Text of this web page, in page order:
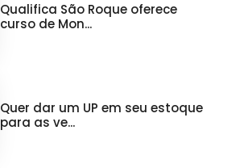
Qualifica São Roque oferece
curso de Mon...
Quer dar um UP em seu estoque
para as ve...